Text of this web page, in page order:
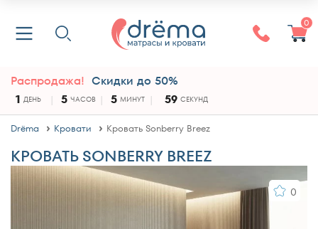
0
Распродажа! Скидки до 50%
1 ДЕНЬ 5 ЧАСОВ 5 МИНУТ 58 СЕКУНД
Drёma Кровати Кровать Sonberry Breez
КРОВАТЬ SONBERRY BREEZ
0